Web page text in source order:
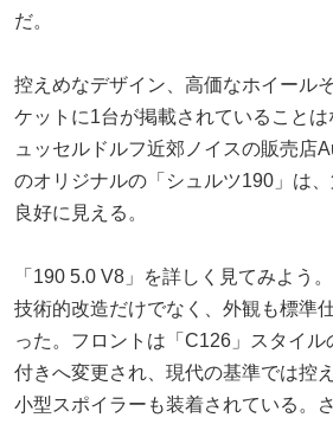
だ。
控えめなデザイン、高価なホイール
ケットに1台が掲載されていること
ュッセルドルフ近郊ノイスの販売店
のオリジナルの「シュルツ190」は
良好に見える。
「190 5.0 V8」を詳しく見てみよう
技術的改造だけでなく、外観も標準
った。フロントは「C126」スタイ
付きへ変更され、現代の基準では控
小型スポイラーも装着されている。